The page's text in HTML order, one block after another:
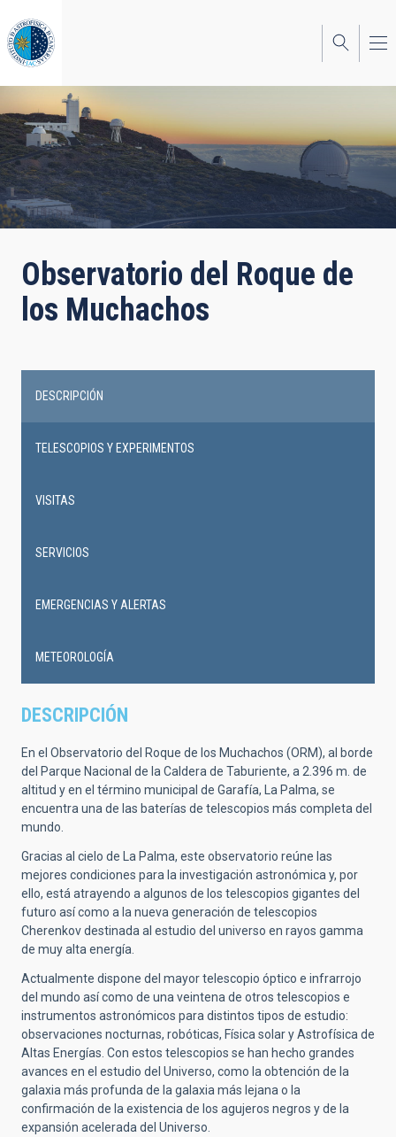
al
contenido
principal
Observatorio del Roque de
los Muchachos
DESCRIPCIÓN
En el Observatorio del Roque de los Muchachos (ORM), al borde
del Parque Nacional de la Caldera de Taburiente, a 2.396 m. de
altitud y en el término municipal de Garafía, La Palma, se
encuentra una de las baterías de telescopios más completa del
mundo.
Gracias al cielo de La Palma, este observatorio reúne las
mejores condiciones para la investigación astronómica y, por
ello, está atrayendo a algunos de los telescopios gigantes del
futuro así como a la nueva generación de telescopios
Cherenkov destinada al estudio del universo en rayos gamma
de muy alta energía.
Actualmente dispone del mayor telescopio óptico e infrarrojo
del mundo así como de una veintena de otros telescopios e
instrumentos astronómicos para distintos tipos de estudio:
observaciones nocturnas, robóticas, Física solar y Astrofísica de
Altas Energías. Con estos telescopios se han hecho grandes
avances en el estudio del Universo, como la obtención de la
galaxia más profunda de la galaxia más lejana o la
confirmación de la existencia de los agujeros negros y de la
expansión acelerada del Universo.
navigation
DESCRIPCIÓN
TELESCOPIOS Y EXPERIMENTOS
VISITAS
SERVICIOS
EMERGENCIAS Y ALERTAS
METEOROLOGÍA